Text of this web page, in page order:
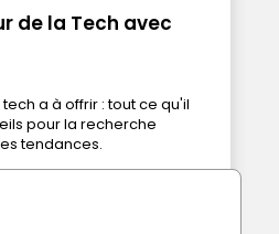
de la Tech avec
a à offrir : tout ce qu'il
pour la recherche
tendances.